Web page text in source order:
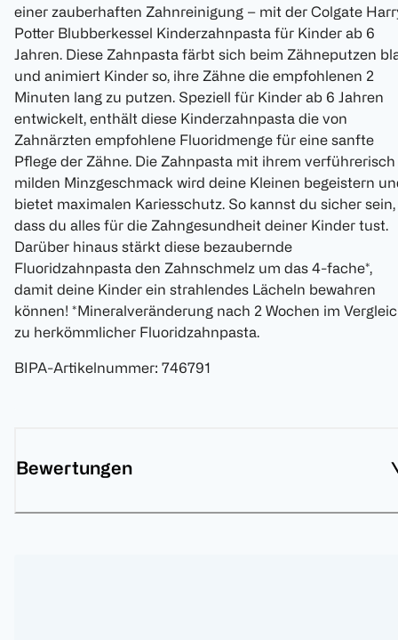
einer zauberhaften Zahnreinigung – mit der Colgate
Potter Blubberkessel Kinderzahnpasta für Kinder ab 6
Jahren. Diese Zahnpasta färbt sich beim Zähneputzen
und animiert Kinder so, ihre Zähne die empfohlenen 2
Minuten lang zu putzen. Speziell für Kinder ab 6 Jahren
entwickelt, enthält diese Kinderzahnpasta die von
Zahnärzten empfohlene Fluoridmenge für eine sanfte
Pflege der Zähne. Die Zahnpasta mit ihrem verführerisch
milden Minzgeschmack wird deine Kleinen begeistern
bietet maximalen Kariesschutz. So kannst du sicher sein,
dass du alles für die Zahngesundheit deiner Kinder tust.
Darüber hinaus stärkt diese bezaubernde
Fluoridzahnpasta den Zahnschmelz um das 4-fache*,
damit deine Kinder ein strahlendes Lächeln bewahren
können! *Mineralveränderung nach 2 Wochen im
zu herkömmlicher Fluoridzahnpasta.
BIPA-Artikelnummer: 746791
Bewertungen